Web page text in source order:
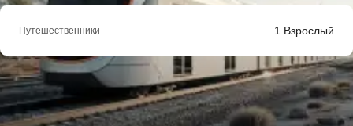
Путешественники 1 Взрослый